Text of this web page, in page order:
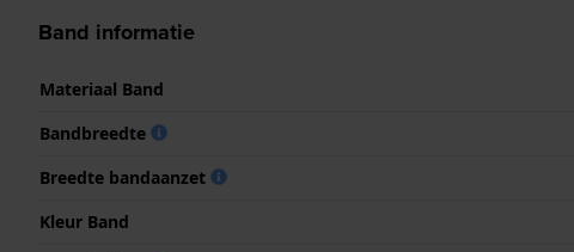
Band informatie
Materiaal Band
Bandbreedte
Breedte bandaanzet
Kleur Band